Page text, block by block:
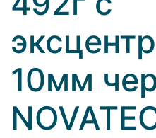
10мм